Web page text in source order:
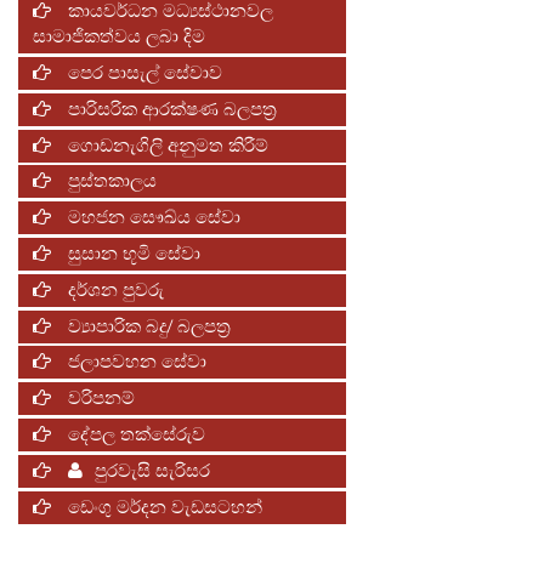
කායවර්ධන මධ්‍යස්ථානවල
සාමාජිකත්වය ලබා දිම
පෙර පාසැල් සේවාව
පාරිසරික ආරක්ෂණ බලපත්‍ර
ගොඩනැගිලි අනුමත කිරීම්
පුස්තකාලය
මහජන සෞඛ්ය සේවා
සුසාන භූමි සේවා
දර්ශන පුවරු
ව්‍යාපාරික බදු/ බලපත්‍ර
ජලාපවහන සේවා
වරිපනම්
දේපල තක්සේරුව
පුරවැසි සැරිසර
ඩෙංගු මර්දන වැඩසටහන්